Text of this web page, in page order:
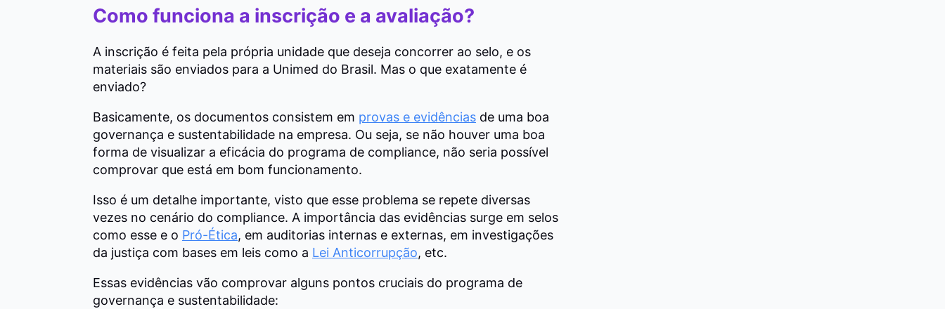
Como funciona a inscrição e a avaliação?
A inscrição é feita pela própria unidade que deseja concorrer ao selo, e os
materiais são enviados para a Unimed do Brasil. Mas o que exatamente é
enviado?
Basicamente, os documentos consistem em provas e evidências de uma boa
governança e sustentabilidade na empresa. Ou seja, se não houver uma boa
forma de visualizar a eficácia do programa de compliance, não seria possível
comprovar que está em bom funcionamento.
Isso é um detalhe importante, visto que esse problema se repete diversas
vezes no cenário do compliance. A importância das evidências surge em selos
como esse e o Pró-Ética, em auditorias internas e externas, em investigações
da justiça com bases em leis como a Lei Anticorrupção, etc.
Essas evidências vão comprovar alguns pontos cruciais do programa de
governança e sustentabilidade: